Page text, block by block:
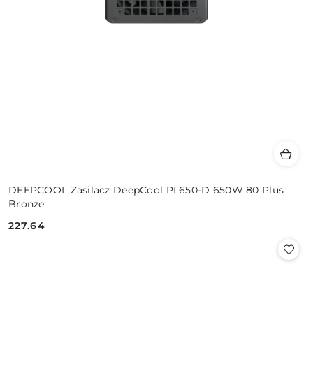
DEEPCOOL Zasilacz DeepCool PL650-D 650W 80 Plus
Bronze
Cena:
227.64